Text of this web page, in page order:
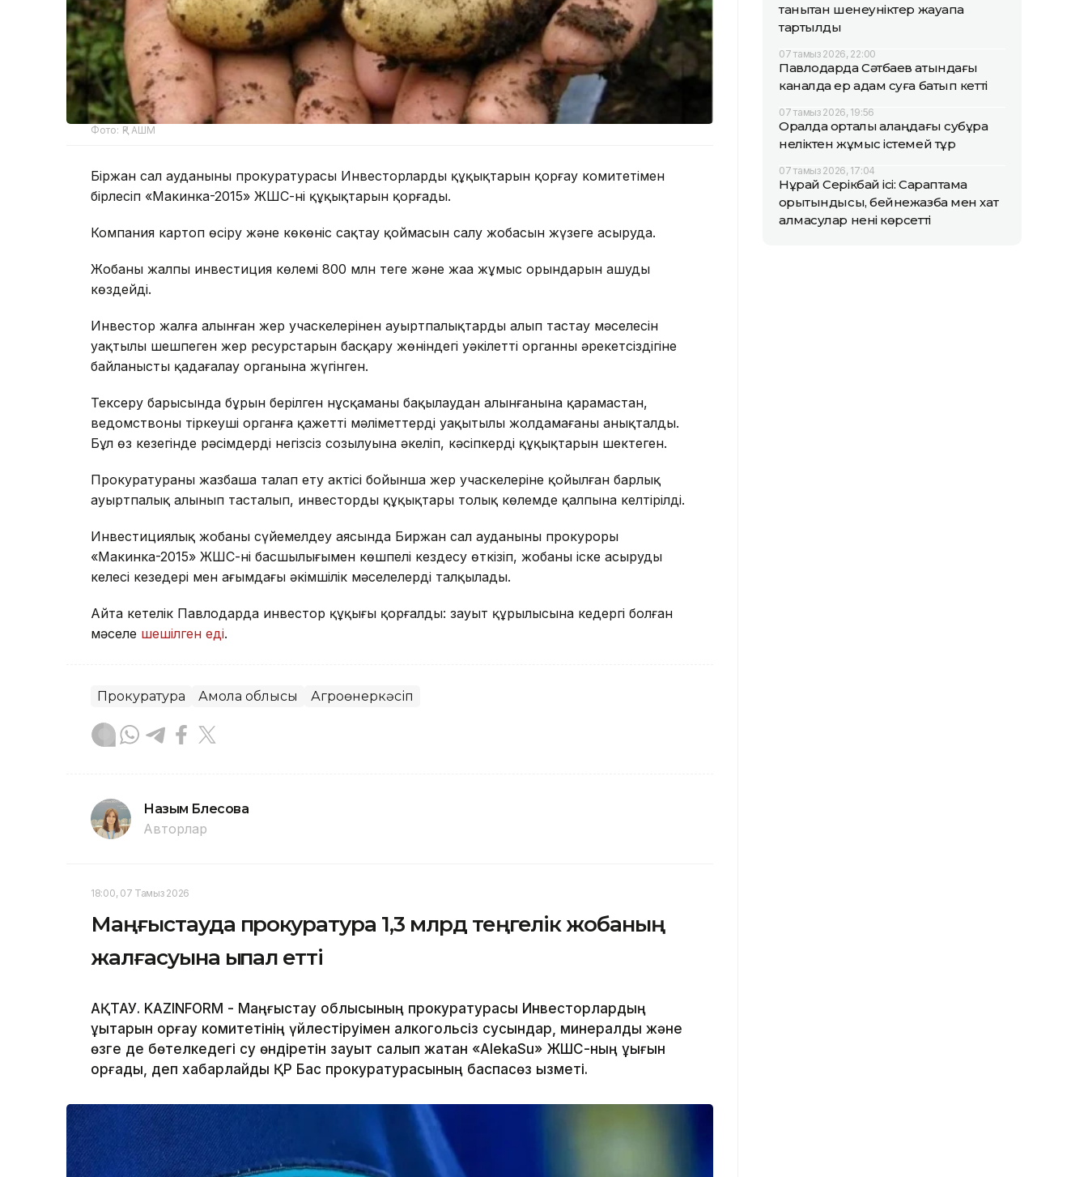
Фото: ҚР АШМ
Біржан сал ауданының прокуратурасы Инвесторлардың құқықтарын қорғау комитетімен
бірлесіп «Макинка-2015» ЖШС-нің құқықтарын қорғады.
Компания картоп өсіру және көкөніс сақтау қоймасын салу жобасын жүзеге асыруда.
Жобаның жалпы инвестиция көлемі 800 млн теңге және жаңа жұмыс орындарын ашуды
көздейді.
Инвестор жалға алынған жер учаскелерінен ауыртпалықтарды алып тастау мәселесін
уақтылы шешпеген жер ресурстарын басқару жөніндегі уәкілетті органның әрекетсіздігіне
байланысты қадағалау органына жүгінген.
Тексеру барысында бұрын берілген нұсқаманың бақылаудан алынғанына қарамастан,
ведомствоның тіркеуші органға қажетті мәліметтерді уақытылы жолдамағаны анықталды.
Бұл өз кезегінде рәсімдердің негізсіз созылуына әкеліп, кәсіпкердің құқықтарын шектеген.
Прокуратураның жазбаша талап ету актісі бойынша жер учаскелеріне қойылған барлық
ауыртпалық алынып тасталып, инвестордың құқықтары толық көлемде қалпына келтірілді.
Инвестициялық жобаны сүйемелдеу аясында Биржан сал ауданының прокуроры
«Макинка-2015» ЖШС-нің басшылығымен көшпелі кездесу өткізіп, жобаны іске асырудың
келесі кезеңдері мен ағымдағы әкімшілік мәселелерді талқылады.
Айта кетелік Павлодарда инвестор құқығы қорғалды: зауыт құрылысына кедергі болған
мәселе шешілген еді.
Прокуратура Ақмола облысы Агроөнеркәсіп
Назым Бөлесова
Авторлар
18:00, 07 Тамыз 2026
Маңғыстауда прокуратура 1,3 млрд теңгелік жобаның
жалғасуына ықпал етті
АҚТАУ. KAZINFORM - Маңғыстау облысының прокуратурасы Инвесторлардың
құқықтарын қорғау комитетінің үйлестіруімен алкогольсіз сусындар, минералды және
өзге де бөтелкедегі су өндіретін зауыт салып жатқан «AlekaSu» ЖШС-ның құқығын
қорғады, деп хабарлайды ҚР Бас прокуратурасының баспасөз қызметі.
танытқан шенеуніктер жауапқа
тартылды
07 тамыз 2026, 22:00
Павлодарда Сәтбаев атындағы
каналда ер адам суға батып кетті
07 тамыз 2026, 19:56
Оралда орталық алаңдағы субұрқақ
неліктен жұмыс істемей тұр
07 тамыз 2026, 17:04
Нұрай Серікбай ісі: Сараптама
қорытындысы, бейнежазба мен хат
алмасулар нені көрсетті